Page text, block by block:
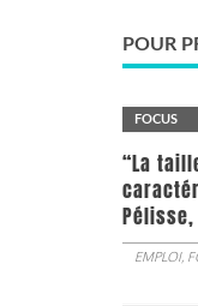
POUR
FOCUS
“La
Pélisse,
EMPLOI,